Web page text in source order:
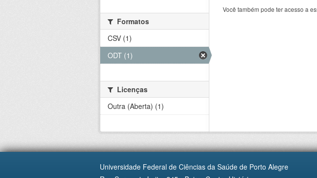
Você também pode ter acesso a
Formatos
CSV (1)
ODT (1)
Licenças
Outra (Aberta) (1)
Universidade Federal de Ciências da Saúde de Porto Alegre